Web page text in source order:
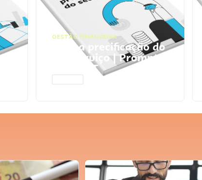
GESTÃO FINANCEIRA
Faça a precificação do
seu serviço | Prompts
ChatGPT